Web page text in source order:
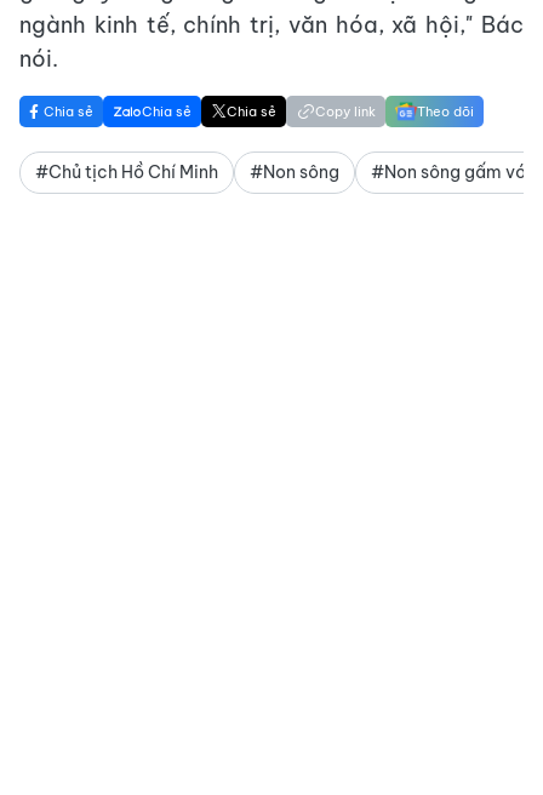
ngành kinh tế, chính trị, văn hóa, xã hội," Bác
nói.
Chia sẻ Chia sẻ Chia sẻ Copy link Theo dõi
#Chủ tịch Hồ Chí Minh #Non sông #Non sông gấm vóc